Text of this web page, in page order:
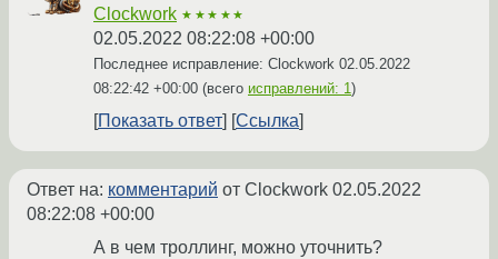
Clockwork ★★★★★
02.05.2022 08:22:08 +00:00
Последнее исправление: Clockwork 02.05.2022
08:22:42 +00:00 (всего исправлений: 1)
Показать ответ Ссылка
Ответ на: комментарий от Clockwork 02.05.2022
08:22:08 +00:00
А в чем троллинг, можно уточнить?